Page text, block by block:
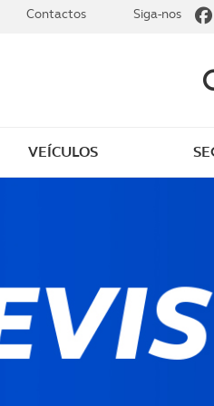
VEÍCULOS
Contactos Siga-nos